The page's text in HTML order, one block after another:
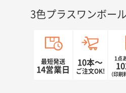
3色プラスワンボール
最短発送
14営業日
10本〜
ご注文OK!
1点
（印刷